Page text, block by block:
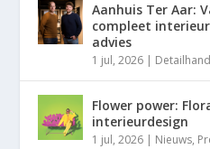
Aanhuis Ter Aar:
compleet
advies
1 jul, 2026 |
Flower power:
interieurdesign
1 jul, 2026 | Nieuws,